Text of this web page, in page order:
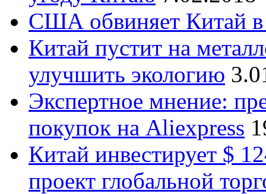
США обвиняет Китай
Китай пустит на
улучшить экологию
Экспертное мнение:
покупок на Aliexpress
Китай инвестирует $
проект глобальной